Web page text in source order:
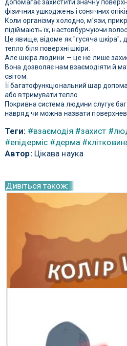
допомагає захистити значну
фізичних ушкоджень і сонячних
Коли організму холодно, м’язи,
підіймають їх, настовбурчуючи
Це явище, відоме як "гусяча шкіра",
тепло біля поверхні шкіри.
Але шкіра людини — це не лише
Вона дозволяє нам взаємодіяти й
світом.
Її багатофункціональний шар
або втримувати тепло.
Покривна система людини слугує
навряд чи можна назвати
Теги: #взаємодія #захист
#епідерміс #дерма
Автор:Цікава наука
Дивіться також: